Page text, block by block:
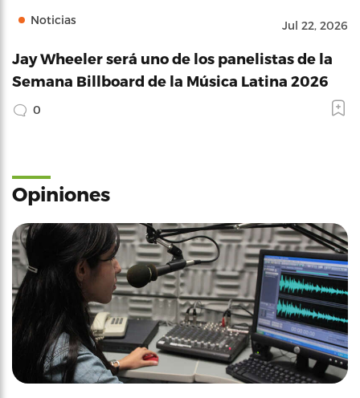
Noticias Jul 22, 2026
Jay Wheeler será uno de los panelistas de la
Semana Billboard de la Música Latina 2026
0
Opiniones